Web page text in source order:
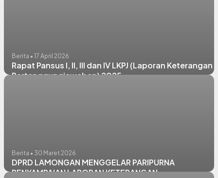
Berita • 17 April 2026
Rapat Pansus I, II, III dan IV LKPJ (Laporan Keterangan
Pertanggungjawaban) 2025
Berita • 30 Maret 2026
DPRD LAMONGAN MENGGELAR PARIPURNA
PENYAMPAIAN LAPORAN KETERANGAN